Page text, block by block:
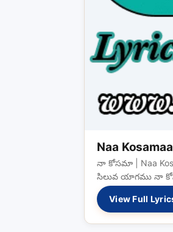
Naa
నా కోసమా | Naa
సిలువ యాగము నా
View Full